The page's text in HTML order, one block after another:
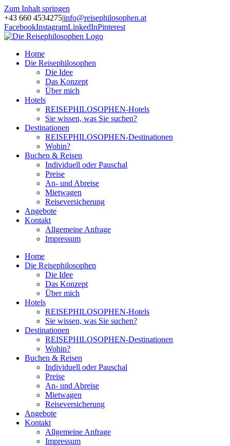
Zum Inhalt springen
+43 660 4534275|info@reisephilosophen.at
FacebookInstagramLinkedInPinterest
Home
Die Reisephilosophen
Die Idee
Das Konzept
Über mich
Hotels
REISEPHILOSOPHEN-Hotels
Sie wissen, was Sie suchen?
Destinationen
REISEPHILOSOPHEN-Destinationen
Wohin?
Buchen & Reisen
Individuell oder Pauschal
Preise
An- und Abreise
Mietwagen
Reiseversicherung
Angebote
Kontakt
Allgemeine Anfrage
Impressum
Home
Die Reisephilosophen
Die Idee
Das Konzept
Über mich
Hotels
REISEPHILOSOPHEN-Hotels
Sie wissen, was Sie suchen?
Destinationen
REISEPHILOSOPHEN-Destinationen
Wohin?
Buchen & Reisen
Individuell oder Pauschal
Preise
An- und Abreise
Mietwagen
Reiseversicherung
Angebote
Kontakt
Allgemeine Anfrage
Impressum